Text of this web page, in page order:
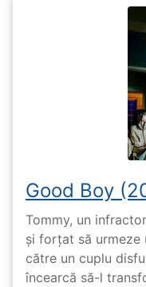
Good Boy
Tommy, un
și forțat să urmeze
către un cuplu
încearcă să-l